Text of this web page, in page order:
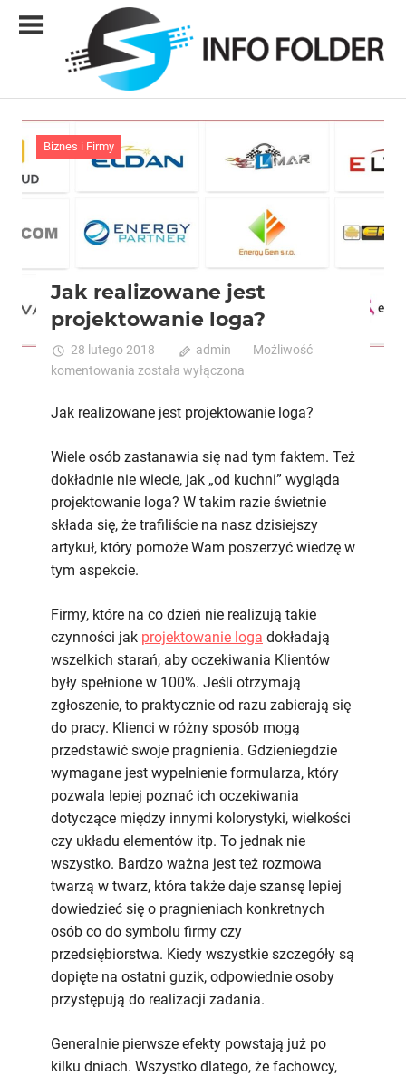
folder
Biznes i Firmy
Jak realizowane jest
projektowanie loga?
28 lutego 2018 admin
Możliwość
komentowania Jak
jest
loga?
została wyłączona
Jak realizowane jest projektowanie loga?
Wiele osób zastanawia się nad tym faktem. Też
dokładnie nie wiecie, jak „od kuchni” wygląda
projektowanie loga? W takim razie świetnie
składa się, że trafiliście na nasz dzisiejszy
artykuł, który pomoże Wam poszerzyć wiedzę w
tym aspekcie.
Firmy, które na co dzień nie realizują takie
czynności jak projektowanie loga dokładają
wszelkich starań, aby oczekiwania Klientów
były spełnione w 100%. Jeśli otrzymają
zgłoszenie, to praktycznie od razu zabierają się
do pracy. Klienci w różny sposób mogą
przedstawić swoje pragnienia. Gdzieniegdzie
wymagane jest wypełnienie formularza, który
pozwala lepiej poznać ich oczekiwania
dotyczące między innymi kolorystyki, wielkości
czy układu elementów itp. To jednak nie
wszystko. Bardzo ważna jest też rozmowa
twarzą w twarz, która także daje szansę lepiej
dowiedzieć się o pragnieniach konkretnych
osób co do symbolu firmy czy
przedsiębiorstwa. Kiedy wszystkie szczegóły są
dopięte na ostatni guzik, odpowiednie osoby
przystępują do realizacji zadania.
Generalnie pierwsze efekty powstają już po
kilku dniach. Wszystko dlatego, że fachowcy,